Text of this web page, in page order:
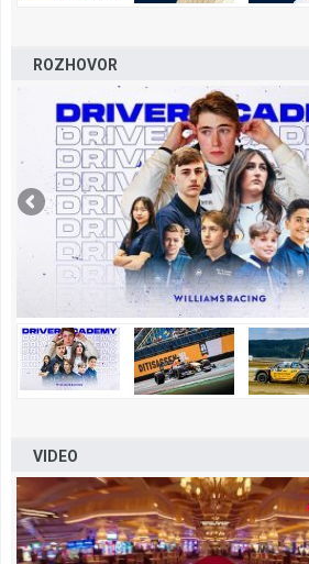
ROZHOVOR
VIDEO